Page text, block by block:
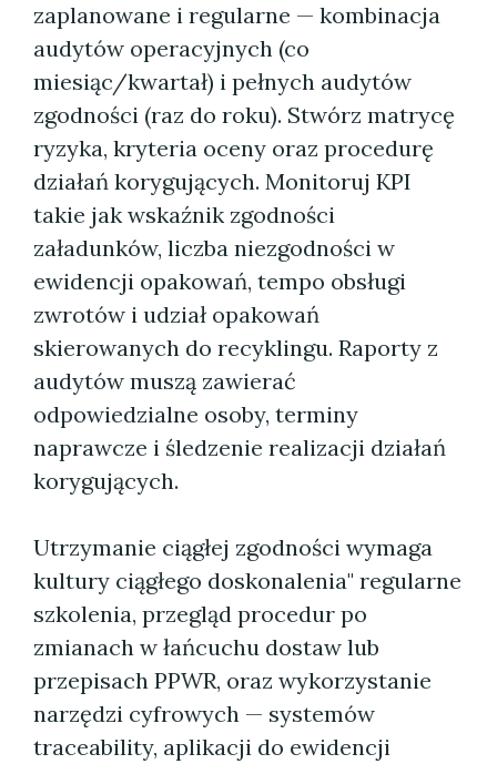
zaplanowane i regularne — kombinacja
audytów operacyjnych (co
miesiąc/kwartał) i pełnych audytów
zgodności (raz do roku). Stwórz matrycę
ryzyka, kryteria oceny oraz procedurę
działań korygujących. Monitoruj KPI
takie jak wskaźnik zgodności
załadunków, liczba niezgodności w
ewidencji opakowań, tempo obsługi
zwrotów i udział opakowań
skierowanych do recyklingu. Raporty z
audytów muszą zawierać
odpowiedzialne osoby, terminy
naprawcze i śledzenie realizacji działań
korygujących.
Utrzymanie ciągłej zgodności wymaga
kultury ciągłego doskonalenia" regularne
szkolenia, przegląd procedur po
zmianach w łańcuchu dostaw lub
przepisach PPWR, oraz wykorzystanie
narzędzi cyfrowych — systemów
traceability, aplikacji do ewidencji